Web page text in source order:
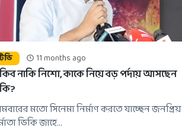
11 months ago
নাকি নিশো, কাকে নিয়ে বড় পর্দায় আসছেন
মতো সিনেমা নির্মাণ করতে যাচ্ছেন জনপ্রিয়
ভিকি জাহে...